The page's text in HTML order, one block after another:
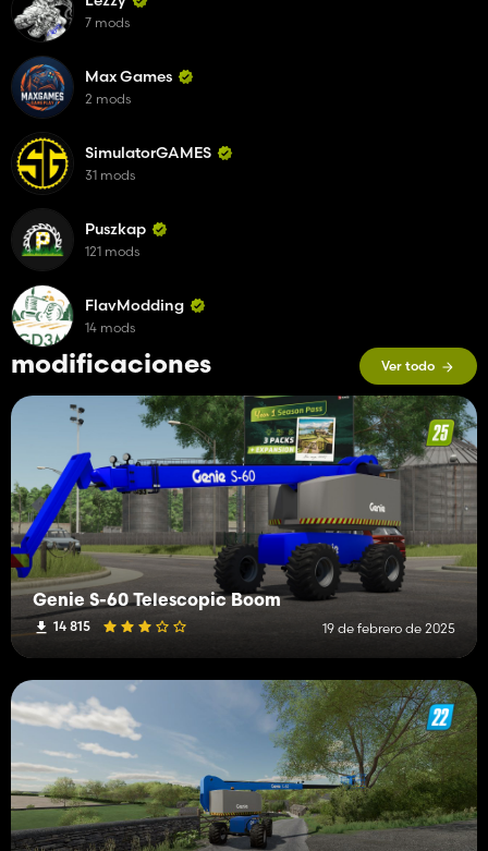
modificaciones Ver todo
Genie S-60 Telescopic Boom
14 815 19 de febrero de 2025
7 mods
Max Games
2 mods
SimulatorGAMES
31 mods
Puszkap
121 mods
FlavModding
14 mods